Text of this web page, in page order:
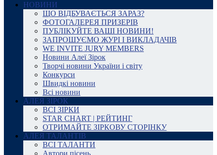
НОВИНИ
ЩО ВІДБУВАЄТЬСЯ ЗАРАЗ?
ФОТОГАЛЕРЕЯ ПРИЗЕРІВ
ПУБЛІКУЙТЕ ВАШІ НОВИНИ!
ЗАПРОШУЄМО ЖУРІ І ВИКЛАДАЧІВ
WE INVITE JURY MEMBERS
Новини Алеї Зірок
Творчі новини України і світу
Конкурси
Швидкі новини
Всі новини
АЛЕЯ ЗІРОК
ВСІ ЗІРКИ
STAR CHART | РЕЙТИНГ
ОТРИМАЙТЕ ЗІРКОВУ СТОРІНКУ
АЛЕЯ ТАЛАНТІВ
ВСІ ТАЛАНТИ
Автори пісень